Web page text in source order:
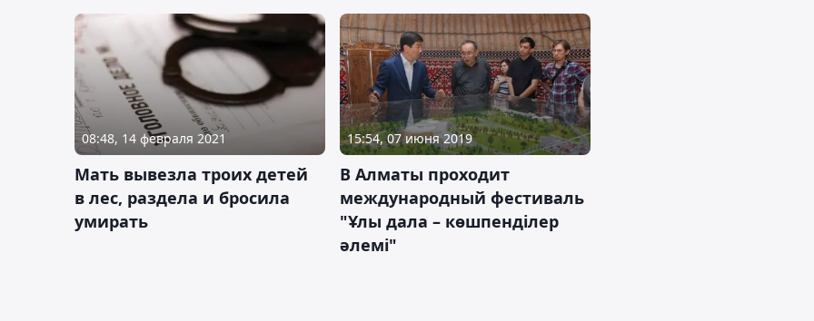
08:48, 14 февраля 2021
Мать вывезла троих детей
в лес, раздела и бросила
умирать
15:54, 07 июня 2019
В Алматы проходит
международный фестиваль
"Ұлы дала – көшпенділер
әлемі"